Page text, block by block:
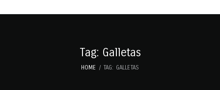
Tag: Galletas
HOME TAG: GALLETAS